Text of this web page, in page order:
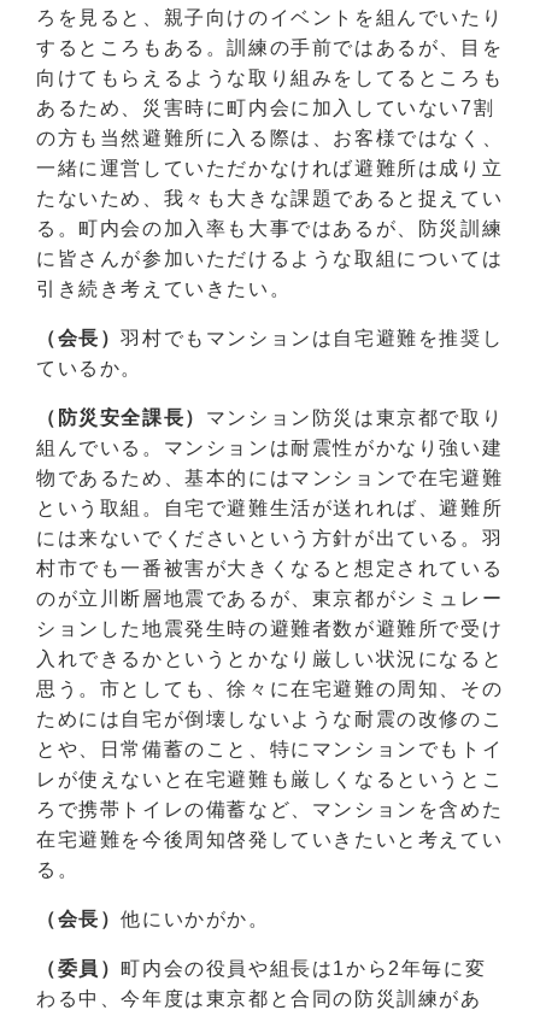
ろを見ると、親子向けのイベントを組んでいたり
するところもある。訓練の手前ではあるが、目を
向けてもらえるような取り組みをしてるところも
あるため、災害時に町内会に加入していない7割
の方も当然避難所に入る際は、お客様ではなく、
一緒に運営していただかなければ避難所は成り立
たないため、我々も大きな課題であると捉えてい
る。町内会の加入率も大事ではあるが、防災訓練
に皆さんが参加いただけるような取組については
引き続き考えていきたい。
（会長）羽村でもマンションは自宅避難を推奨し
ているか。
（防災安全課長） マンション防災は東京都で取り
組んでいる。マンションは耐震性がかなり強い建
物であるため、基本的にはマンションで在宅避難
という取組。自宅で避難生活が送れれば、避難所
には来ないでくださいという方針が出ている。羽
村市でも一番被害が大きくなると想定されている
のが立川断層地震であるが、東京都がシミュレー
ションした地震発生時の避難者数が避難所で受け
入れできるかというとかなり厳しい状況になると
思う。市としても、徐々に在宅避難の周知、その
ためには自宅が倒壊しないような耐震の改修のこ
とや、日常備蓄のこと、特にマンションでもトイ
レが使えないと在宅避難も厳しくなるというとこ
ろで携帯トイレの備蓄など、マンションを含めた
在宅避難を今後周知啓発していきたいと考えてい
る。
（会長）他にいかがか。
（委員）町内会の役員や組長は1から2年毎に変
わる中、今年度は東京都と合同の防災訓練があ